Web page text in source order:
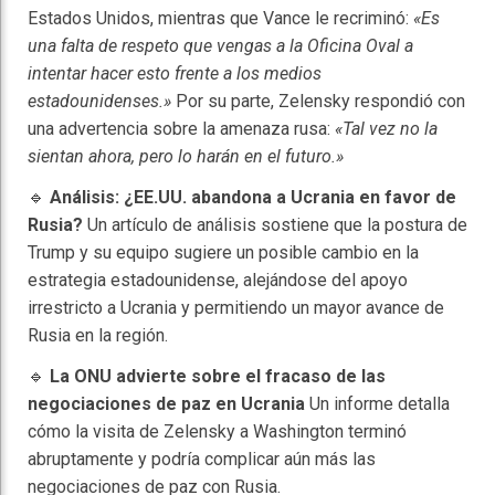
Estados Unidos, mientras que Vance le recriminó: «Es
una falta de respeto que vengas a la Oficina Oval a
intentar hacer esto frente a los medios
estadounidenses.» Por su parte, Zelensky respondió con
una advertencia sobre la amenaza rusa: «Tal vez no la
sientan ahora, pero lo harán en el futuro.»
🔹 Análisis: ¿EE.UU. abandona a Ucrania en favor de
Rusia? Un artículo de análisis sostiene que la postura de
Trump y su equipo sugiere un posible cambio en la
estrategia estadounidense, alejándose del apoyo
irrestricto a Ucrania y permitiendo un mayor avance de
Rusia en la región.
🔹 La ONU advierte sobre el fracaso de las
negociaciones de paz en Ucrania Un informe detalla
cómo la visita de Zelensky a Washington terminó
abruptamente y podría complicar aún más las
negociaciones de paz con Rusia.